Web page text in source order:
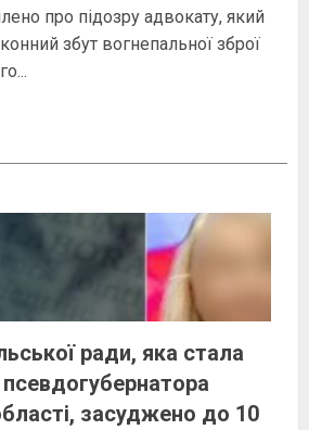
про підозру адвокату, який
збут вогнепальної зброї
ради, яка стала
засуджено до 10